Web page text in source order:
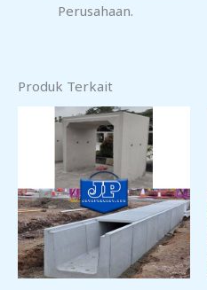
Perusahaan.
Produk Terkait